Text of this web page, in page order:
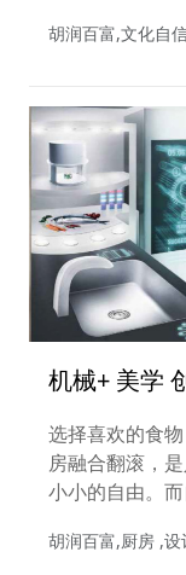
说，“太平洋足
胡润百富,文化自
机械+ 美学
选择喜欢的食
房融合翻滚，
小小的自由。
胡润百富,厨房 ,